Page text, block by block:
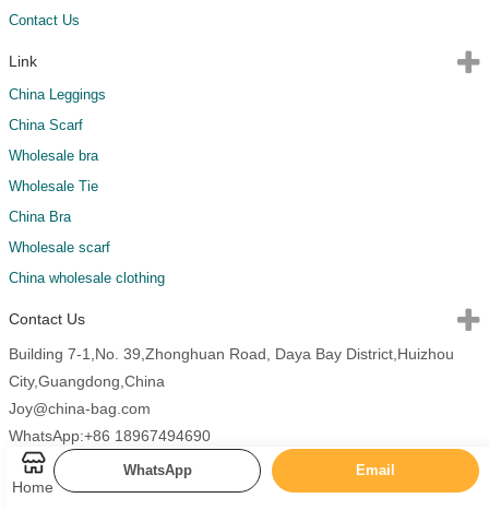
Contact Us
Link
China Leggings
China Scarf
Wholesale bra
Wholesale Tie
China Bra
Wholesale scarf
China wholesale clothing
Contact Us
Building 7-1,No. 39,Zhonghuan Road, Daya Bay District,Huizhou
City,Guangdong,China
Joy@china-bag.com
WhatsApp:+86 18967494690
Copyright 2026 China Bags All Rights Reserved.
Home
WhatsApp Email